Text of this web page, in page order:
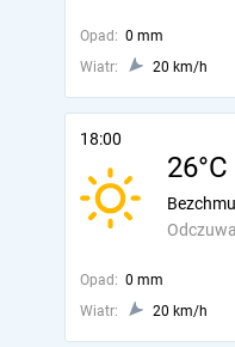
Opad: 0 mm
Wiatr:
20 km/h
18:00
26°C
Opad: 0 mm
Wiatr:
20 km/h